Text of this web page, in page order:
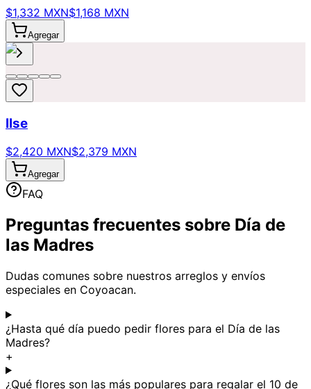
$1,332 MXN$1,168 MXN
Agregar
Ilse
$2,420 MXN$2,379 MXN
Agregar
FAQ
Preguntas frecuentes sobre Día de
las Madres
Dudas comunes sobre nuestros arreglos y envíos
especiales en Coyoacan.
¿Hasta qué día puedo pedir flores para el Día de las
Madres?
+
¿Qué flores son las más populares para regalar el 10 de